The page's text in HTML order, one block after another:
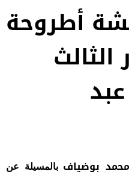
أطروحة
محمد بوضياف بالمسيلة عن